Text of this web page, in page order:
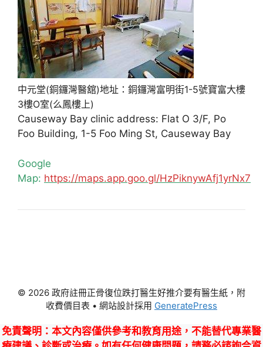
中元堂(銅鑼灣醫舘)地址：銅鑼灣富明街1-5號寶富大樓
3樓O室(么鳳樓上)
Causeway Bay clinic address: Flat O 3/F, Po
Foo Building, 1-5 Foo Ming St, Causeway Bay
Google
Map: https://maps.app.goo.gl/HzPiknywAfj1yrNx7
© 2026 政府註冊正骨復位跌打醫生好推介要有醫生紙，附
收費價目表 • 網站設計採用 GeneratePress
免責聲明 ：本文內容僅供參考和教育用途，不能替代專業醫